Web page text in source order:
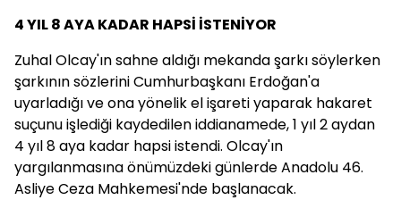
4 YIL 8 AYA KADAR HAPSİ İSTENİYOR
Zuhal Olcay'ın sahne aldığı mekanda şarkı söylerken
şarkının sözlerini Cumhurbaşkanı Erdoğan'a
uyarladığı ve ona yönelik el işareti yaparak hakaret
suçunu işlediği kaydedilen iddianamede, 1 yıl 2 aydan
4 yıl 8 aya kadar hapsi istendi. Olcay'ın
yargılanmasına önümüzdeki günlerde Anadolu 46.
Asliye Ceza Mahkemesi'nde başlanacak.